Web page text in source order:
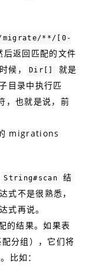
migrate/**/[0-
返回匹配的文件
候，
Dir[]
就是
目录中执行匹
，也就是说，前
migrations
String#scan
结
式不是很熟悉，
式再说。
的结果。如果表
分组），它们将
比如：